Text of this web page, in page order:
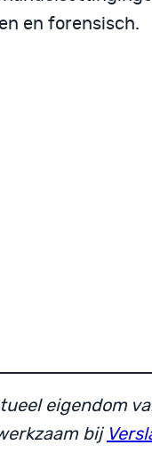
en forensisch.
eigendom
bij